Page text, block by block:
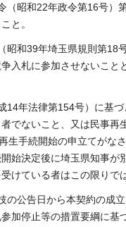
（昭和22年政令第16号）
と。
昭和39年埼玉県規則第18
入札に参加させないこと
14年法律第154号）に基
でないこと、又は民事再
生手続開始の申立てがな
始決定後に埼玉県知事が
けている者はこの限りで
の公告日から本契約の成
加停止等の措置要綱に基